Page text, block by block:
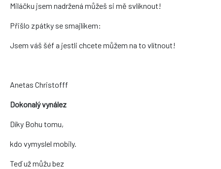
Miláčku jsem nadržená můžeš si mě svlíknout!
Přišlo zpátky se smajlíkem:
Jsem váš šéf a jestli chcete můžem na to vlítnout!
Anetas Christofff
Dokonalý vynález
Díky Bohu tomu,
kdo vymyslel mobily.
Teď už můžu bez